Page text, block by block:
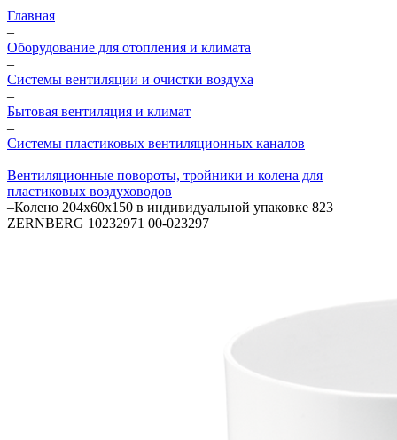
Главная
–
Оборудование для отопления и климата
–
Системы вентиляции и очистки воздуха
–
Бытовая вентиляция и климат
–
Системы пластиковых вентиляционных каналов
–
Вентиляционные повороты, тройники и колена для
пластиковых воздуховодов
–Колено 204х60х150 в индивидуальной упаковке 823
ZERNBERG 10232971 00-023297